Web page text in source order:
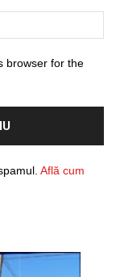
browser for the
Află cum